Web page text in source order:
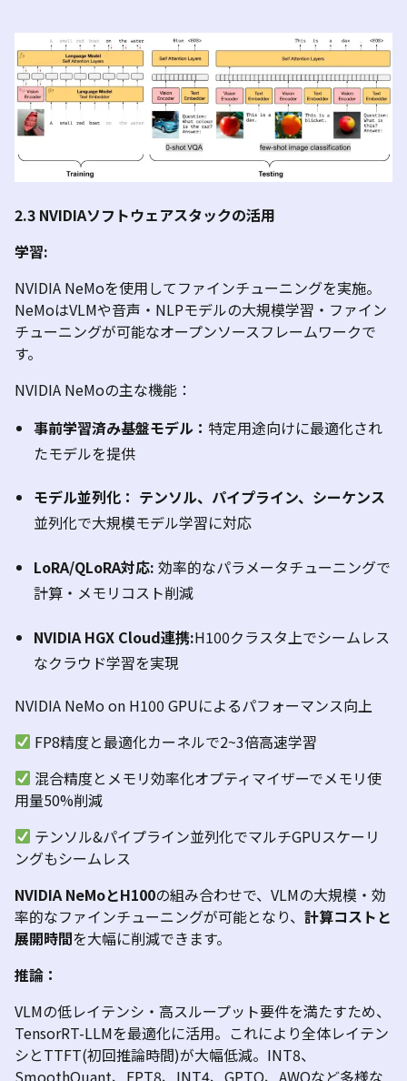
2.3 NVIDIAソフトウェアスタックの活用
学習:
NVIDIA NeMoを使用してファインチューニングを実施。
NeMoはVLMや音声・ NLPモデルの大規模学習・ファイン
チューニングが可能なオープンソースフレームワークで
す。
NVIDIA NeMoの主な機能：
事前学習済み基盤モデル： 特定用途向けに最適化され
たモデルを提供
モデル並列化： テンソル、パイプライン、シーケンス
並列化で大規模モデル学習に対応
LoRA/QLoRA対応: 効率的なパラメータチューニングで
計算・メモリコスト削減
NVIDIA HGX Cloud連携:H100クラスタ上でシームレス
なクラウド学習を実現
NVIDIA NeMoon H100 GPUによるパフォーマンス向上
FP8精度と最適化カーネルで2~3倍高速学習
混合精度とメモリ効率化オプティマイザーでメモリ使
用量50%削減
テンソル&パイプライン並列化でマルチGPUスケーリ
ングもシームレス
NVIDIA NeMoとH100の組み合わせで、 VLMの大規模・効
率的なファインチューニングが可能となり、 計算コストと
展開時間を大幅に削減できます。
推論：
VLMの低レイテンシ・高スループット要件を満たすため、
TensorRT-LLMを最適化に活用。これにより全体レイテン
シとTTFT(初回推論時間)が大幅低減。 INT8、
SmoothQuant、 FPT8、 INT4、 GPTQ、 AWQなど多様な